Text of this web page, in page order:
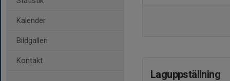
Kalender
Bildgalleri
Kontakt
Laguppställning